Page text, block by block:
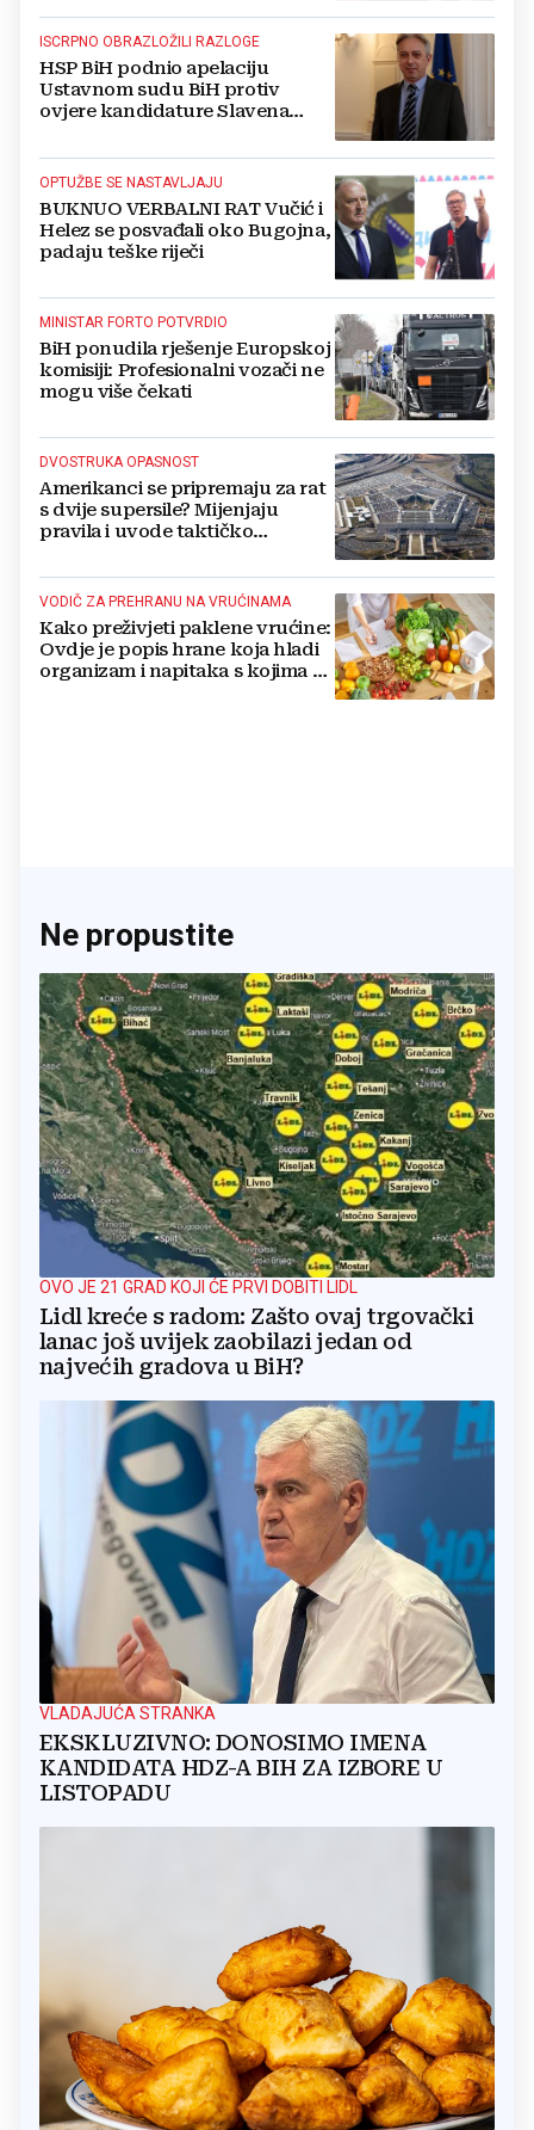
ISCRPNO OBRAZLOŽILI RAZLOGE
HSP BiH podnio apelaciju
Ustavnom sudu BiH protiv
ovjere kandidature Slavena
OPTUŽBE SE NASTAVLJAJU
BUKNUO VERBALNI RAT Vučić i
Helez se posvađali oko Bugojna,
padaju teške riječi
MINISTAR FORTO POTVRDIO
BiH ponudila rješenje Europskoj
komisiji: Profesionalni vozači ne
mogu više čekati
DVOSTRUKA OPASNOST
Amerikanci se pripremaju za rat
s dvije supersile? Mijenjaju
pravila i uvode taktičko
VODIČ ZA PREHRANU NA VRUĆINAMA
Kako preživjeti paklene vrućine:
Ovdje je popis hrane koja hladi
organizam i napitaka s kojima si
Ne propustite
OVO JE 21 GRAD KOJI ĆE PRVI DOBITI LIDL
Lidl kreće s radom: Zašto ovaj trgovački
lanac još uvijek zaobilazi jedan od
najvećih gradova u BiH?
VLADAJUĆA STRANKA
EKSKLUZIVNO: DONOSIMO IMENA
KANDIDATA HDZ-A BIH ZA IZBORE U
LISTOPADU